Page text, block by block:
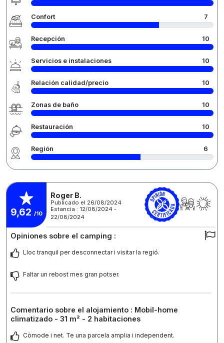
Confort 7
Recepción 10
Servicios e instalaciones 10
Relación calidad/precio 10
Zonas de baño 10
Restauración 10
Región 6
9,62 /10
Roger B.
Publicado el 26/08/2024
Estancia : 12/08/2024 -
22/08/2024
Opiniones sobre el camping :
Lloc tranquil per desconnectar i visitar la regió.
Faltar un rebost mes gran potser.
Comentario sobre el alojamiento : Mobil-home
climatizado - 31 m² - 2 habitaciones
Còmode i net. Te una parcela amplia i independent.